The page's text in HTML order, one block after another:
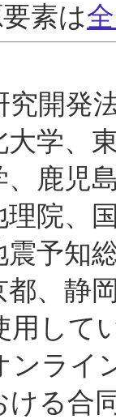
素は
開発
学、
鹿児
院、
予知
都、静
して
ンライ
ける合